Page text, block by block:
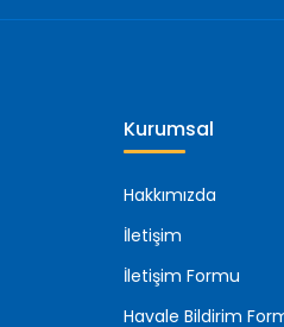
Kurumsal
Hakkımızda
İletişim
İletişim Formu
Havale Bildirim